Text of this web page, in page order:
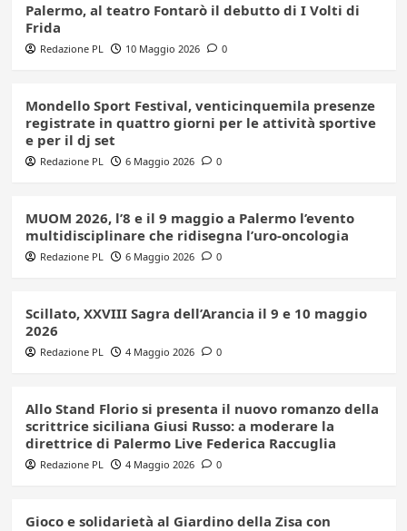
Palermo, al teatro Fontarò il debutto di I Volti di
Frida
Redazione PL 10 Maggio 2026 0
Mondello Sport Festival, venticinquemila presenze
registrate in quattro giorni per le attività sportive
e per il dj set
Redazione PL 6 Maggio 2026 0
MUOM 2026, l’8 e il 9 maggio a Palermo l’evento
multidisciplinare che ridisegna l’uro-oncologia
Redazione PL 6 Maggio 2026 0
Scillato, XXVIII Sagra dell’Arancia il 9 e 10 maggio
2026
Redazione PL 4 Maggio 2026 0
Allo Stand Florio si presenta il nuovo romanzo della
scrittrice siciliana Giusi Russo: a moderare la
direttrice di Palermo Live Federica Raccuglia
Redazione PL 4 Maggio 2026 0
Gioco e solidarietà al Giardino della Zisa con